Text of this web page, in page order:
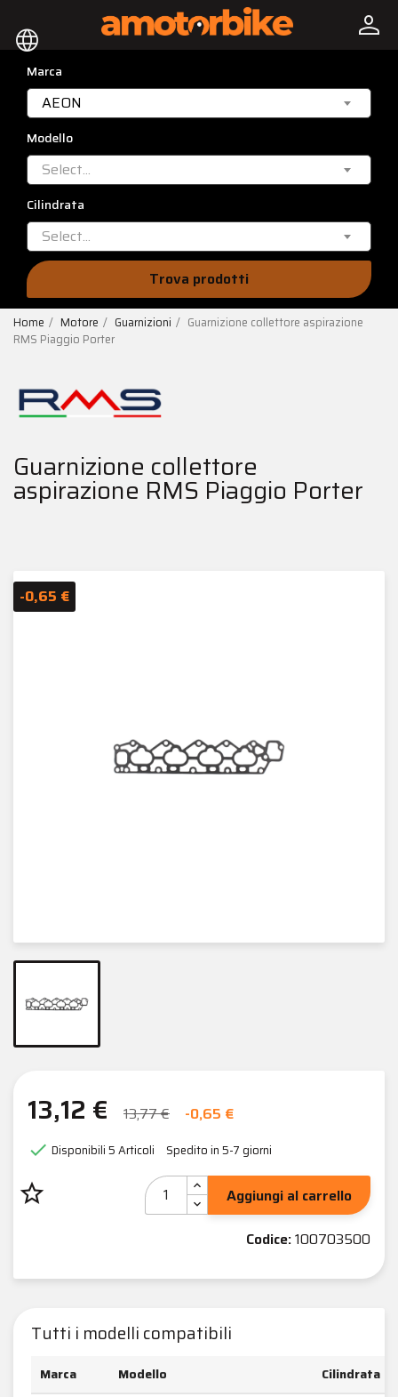
language person
Marca
AEON
Modello
Select...
Cilindrata
Select...
Trova prodotti
Home Motore Guarnizioni
Guarnizione collettore aspirazione
RMS Piaggio Porter
Guarnizione collettore
aspirazione RMS Piaggio Porter
-0,65 €
13,12 € 13,77 € -0,65 €
 Disponibili5 Articoli Spedito in 5-7 giorni
star_border
Aggiungi al carrello
Codice:100703500
Tutti i modelli compatibili
Marca Modello
Cilindrata